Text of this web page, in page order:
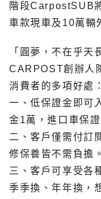
階段CarpostSUB
車款現車及10萬輛
「圓夢，不在乎天
CARPOST創辦人
消費者的多項好處：
一、低保證金即可
金1萬，進口車保
二、客戶僅需付訂
修保養皆不需負擔。
三、客戶可享受各
季季換、年年換，